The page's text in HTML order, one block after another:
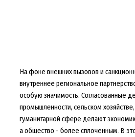
На фоне внешних вызовов и
внутреннее региональное
особую значимость. Согласованные
промышленности, сельском хозяйстве,
гуманитарной сфере делают
а общество - более сплоченным. В